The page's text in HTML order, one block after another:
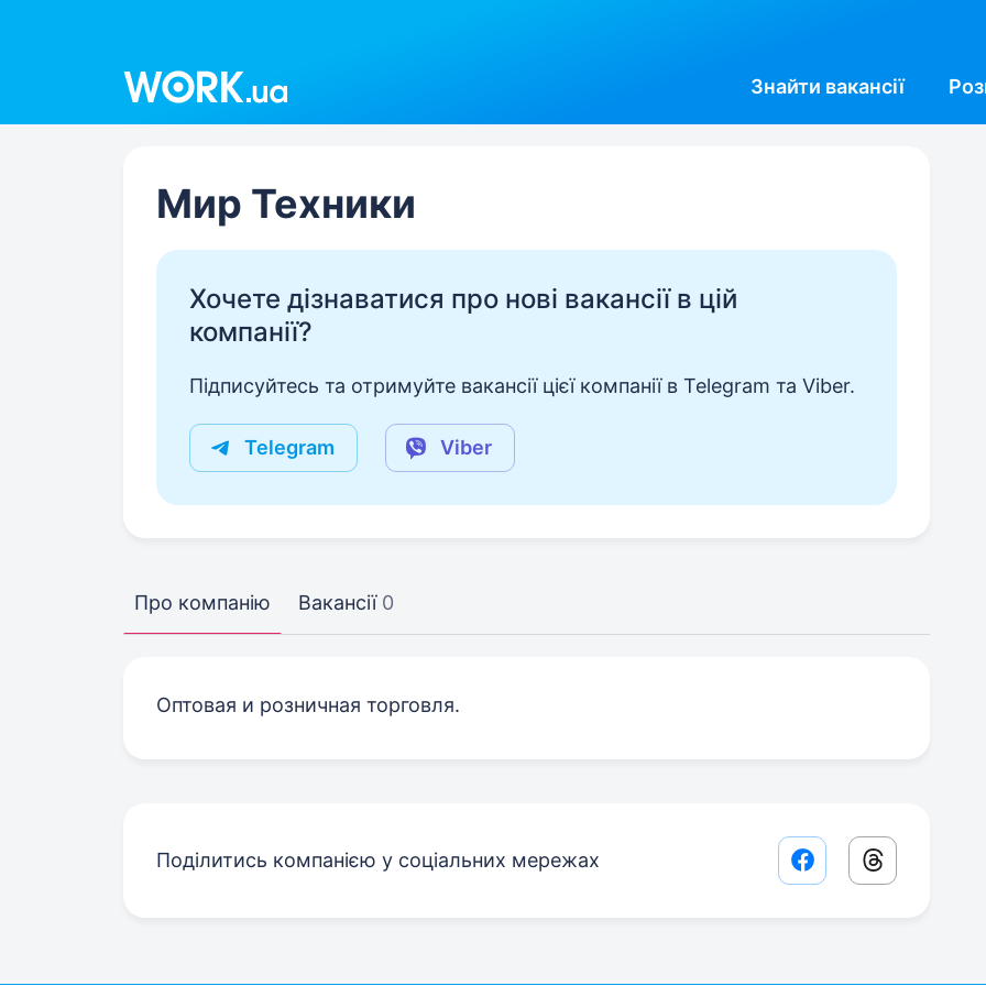
Знайти вакансії
Мир Техники
Хочете дізнаватися про нові вакансії в цій
компанії?
Підписуйтесь та отримуйте вакансії цієї компанії в Telegram та Viber.
Telegram Viber
Про компанію Вакансії 0
Оптовая и розничная торговля.
Поділитись компанією у соціальних мережах Facebook share link
Threads